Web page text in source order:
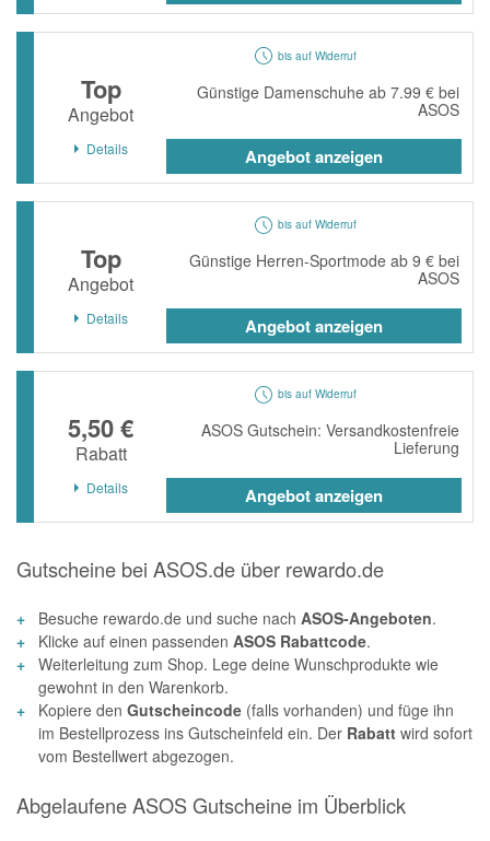
bis auf Widerruf
Top
Angebot
Günstige Damenschuhe ab 7.99 € bei
ASOS
Details Angebot anzeigen
bis auf Widerruf
Top
Angebot
Günstige Herren-Sportmode ab 9 € bei
ASOS
Details Angebot anzeigen
bis auf Widerruf
5,50 €
Rabatt
ASOS Gutschein: Versandkostenfreie
Lieferung
Details Angebot anzeigen
Gutscheine bei ASOS.de über rewardo.de
Besuche rewardo.de und suche nach ASOS-Angeboten.
Klicke auf einen passenden ASOS Rabattcode.
Weiterleitung zum Shop. Lege deine Wunschprodukte wie
gewohnt in den Warenkorb.
Kopiere den Gutscheincode (falls vorhanden) und füge ihn
im Bestellprozess ins Gutscheinfeld ein. Der Rabatt wird sofort
vom Bestellwert abgezogen.
Abgelaufene ASOS Gutscheine im Überblick